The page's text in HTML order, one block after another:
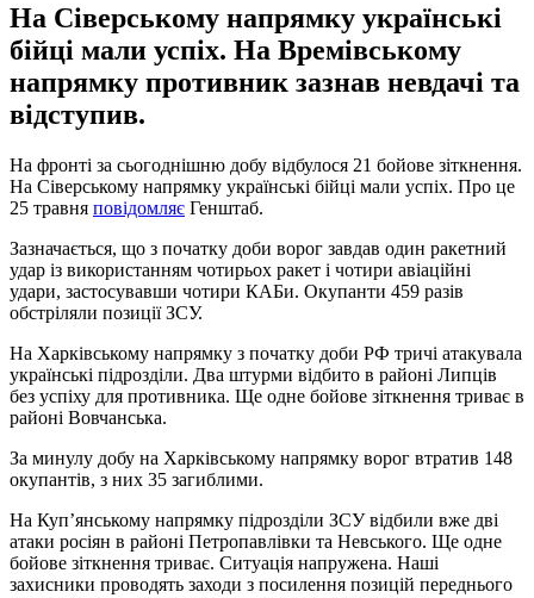
На Сіверському напрямку українські
бійці мали успіх. На Времівському
напрямку противник зазнав невдачі та
відступив.
На фронті за сьогоднішню добу відбулося 21 бойове зіткнення.
На Сіверському напрямку українські бійці мали успіх. Про це
25 травня повідомляє Генштаб.
Зазначається, що з початку доби ворог завдав один ракетний
удар із використанням чотирьох ракет і чотири авіаційні
удари, застосувавши чотири КАБи. Окупанти 459 разів
обстріляли позиції ЗСУ.
На Харківському напрямку з початку доби РФ тричі атакувала
українські підрозділи. Два штурми відбито в районі Липців
без успіху для противника. Ще одне бойове зіткнення триває в
районі Вовчанська.
За минулу добу на Харківському напрямку ворог втратив 148
окупантів, з них 35 загиблими.
На Куп’янському напрямку підрозділи ЗСУ відбили вже дві
атаки росіян в районі Петропавлівки та Невського. Ще одне
бойове зіткнення триває. Ситуація напружена. Наші
захисники проводять заходи з посилення позицій переднього